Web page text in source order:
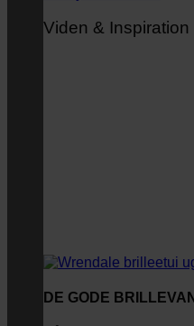
Viden & Inspiration
DE GODE